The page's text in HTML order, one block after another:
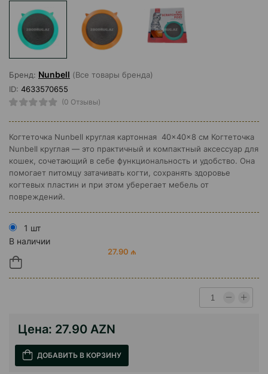
Бренд: Nunbell (Все товары бренда)
ID: 4633570655
(0 Отзывы)
Когтеточка Nunbell круглая картонная 40×40×8 см Когтеточка
Nunbell круглая — это практичный и компактный аксессуар для
кошек, сочетающий в себе функциональность и удобство. Она
помогает питомцу затачивать когти, сохранять здоровье
когтевых пластин и при этом уберегает мебель от
повреждений.
1 шт
В наличии
27.90 ₼
Цена: 27.90 AZN
ДОБАВИТЬ В КОРЗИНУ